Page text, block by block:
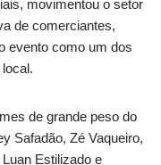
movimentou o setor
de comerciantes,
evento como um dos
de grande peso do
Safadão, Zé Vaqueiro,
Estilizado e